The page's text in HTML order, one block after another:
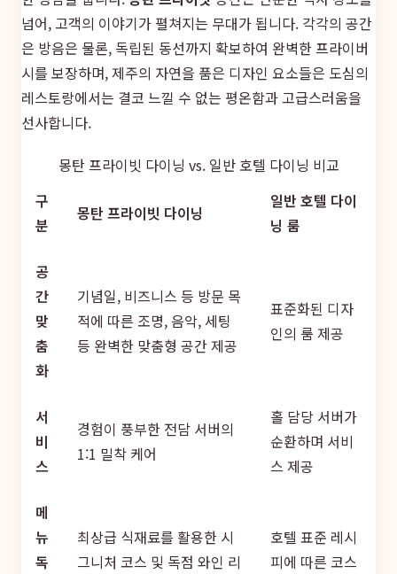
넘어, 고객의 이야기가 펼쳐지는 무대가 됩니다. 각각의 공간
은 방음은 물론, 독립된 동선까지 확보하여 완벽한 프라이버
시를 보장하며, 제주의 자연을 품은 디자인 요소들은 도심의
레스토랑에서는 결코 느낄 수 없는 평온함과 고급스러움을
선사합니다.
몽탄 프라이빗 다이닝 vs. 일반 호텔 다이닝 비교
구
분
몽탄 프라이빗 다이닝
일반 호텔 다이
닝 룸
공
간
맞
춤
화
기념일, 비즈니스 등 방문 목
적에 따른 조명, 음악, 세팅
등 완벽한 맞춤형 공간 제공
표준화된 디자
인의 룸 제공
서
비
스
경험이 풍부한 전담 서버의
1:1 밀착 케어
홀 담당 서버가
순환하며 서비
스 제공
메
뉴
독
최상급 식재료를 활용한 시
그니처 코스 및 독점 와인 리
호텔 표준 레시
피에 따른 코스